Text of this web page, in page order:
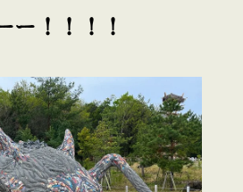
ー！！！！